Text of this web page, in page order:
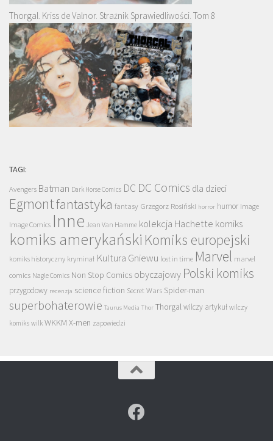
Thorgal. Kriss de Valnor. Strażnik Sprawiedliwości. Tom 8
TAGI:
Avengers Batman Dark Horse Comics DC DC Comics dla dzieci
Egmontfantastyka fantasy Grzegorz Rosiński horror humor Image
Image Comics Inne Jean Van Hamme kolekcja Hachette komiks
komiks amerykański Komiks europejski
komiks historyczny kryminał Kultura Gniewu lost in time Marvel marvel
comics Nagle Comics Non Stop Comics obyczajowy Polski komiks
przygodowy recenzja science fiction Secret Wars Spider-man
superbohaterowie Taurus Media Thor Thorgal wilczy artykuł wilczy
komiks wilk WKKM X-men zapowiedzi